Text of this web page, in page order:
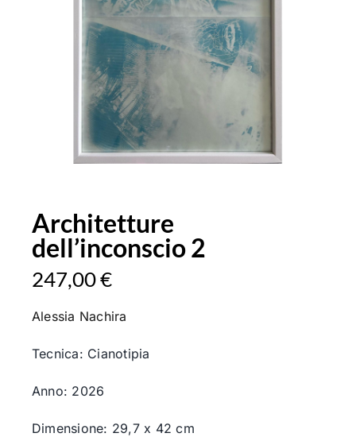
Architetture
dell’inconscio 2
247,00€
Alessia Nachira
Tecnica: Cianotipia
Anno: 2026
Dimensione: 29,7 x 42 cm